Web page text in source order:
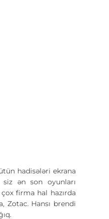
hadisələri ekrana
ən son oyunları
firma hal hazırda
Zotac. Hansı brendi